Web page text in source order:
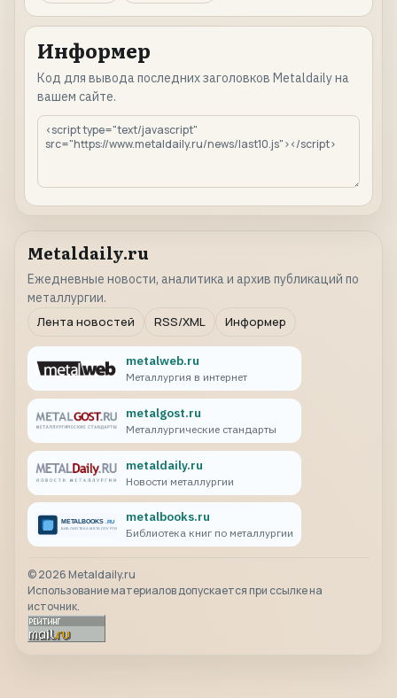
Информер
Код для вывода последних заголовков Metaldaily на
вашем сайте.
Metaldaily.ru
Ежедневные новости, аналитика и архив публикаций по
металлургии.
Лента новостей
RSS/XML Информер
metalweb.ru
Металлургия в интернет
metalgost.ru
Металлургические стандарты
metaldaily.ru
Новости металлургии
metalbooks.ru
Библиотека книг по металлургии
©2026 Metaldaily.ru
Использование материалов допускается при ссылке на
источник.